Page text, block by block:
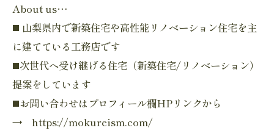
About us…
◼️ 山梨県内で新築住宅や高性能リノベーション住宅を主
に建てている工務店です
◼️次世代へ受け継げる住宅（新築住宅/リノベーション）
提案をしています
◼️お問い合わせはプロフィール欄HPリンクから
→ https://mokureism.com/